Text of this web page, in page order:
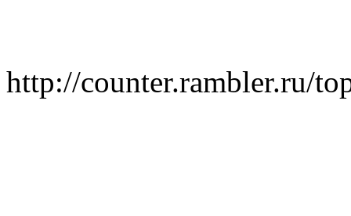
http://counter.rambler.ru/